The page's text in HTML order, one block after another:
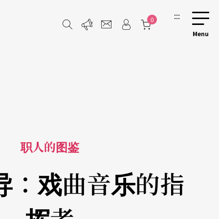
0 :::
职人的图鉴
：戏曲音乐的指